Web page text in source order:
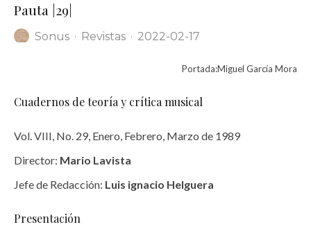
Pauta |29|
Sonus · Revistas · 2022-02-17
Portada:Miguel García Mora
Cuadernos de teoría y crítica musical
Vol. VIII, No. 29, Enero, Febrero, Marzo de 1989
Director: Mario Lavista
Jefe de Redacción: Luis ignacio Helguera
Presentación